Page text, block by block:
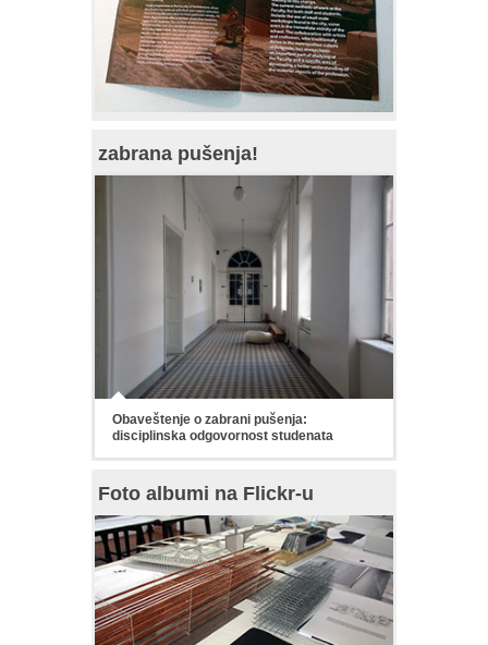
zabrana pušenja!
Obaveštenje o zabrani pušenja:
disciplinska odgovornost studenata
Foto albumi na Flickr-u